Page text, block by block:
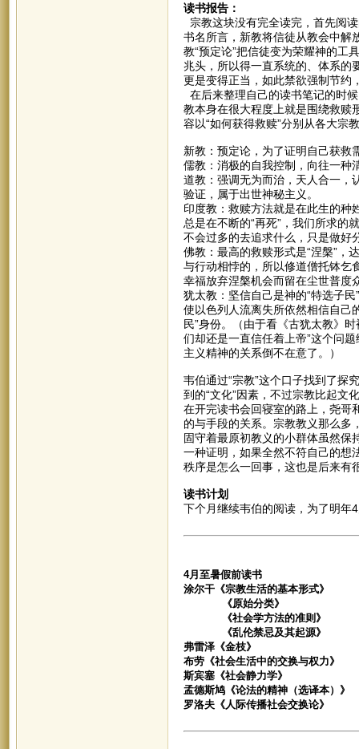
读书报告：
宗教这块没有完全读完，首先阅
书名所言，新教将信徒从教会中解
教“预定论”把信徒变为荣耀神的工
兆头，所以得一直系统的、体系的
更是变得正当，如此禁欲强制节约
在后来整理自己的读书笔记的时
教本身在很大程度上就是围绕救赎
容以“如何获得救赎”分别从各大宗
新教：预定论，为了证明自己获救
儒教：消极的自我控制，向往一种
道教：强调无为而治，天人合一，
验证，属于出世神秘主义。
印度教：救赎方法就是在此生的
总是在不断的“再死”，我们所求的
不会过多的去追求什么，只是做好
佛教：最高的救赎形式是“涅槃”，
与行动相悖的，所以修道僧托钵
幸福放弃涅槃机会而留在尘世普度
犹太教：坚信自己是神的“特选子
使以色列人流离失所依然相信自己
民”身份。（由于看《古犹太教》
们却还是一直信任着上帝”这个问
主义精神的关系倒不在意了。）
韦伯通过“宗教”这个口子找到了探
到的“文化”因素，不过宗教比起文
在开完读书会回寝室的路上，尧
的与手段的关系。宗教教义那么多
固守着最原初教义的小群体虽然保
一种证明，如果全然不符自己的想
秩序是怎么一回事，这也是后来有
读书计划
下个月继续韦伯的阅读，为了明年
4月至暑假前读书
涂尔干《宗教生活的基本形式》
《原始分类》
《社会学方法的准则》
《乱伦禁忌及其起源》
弗雷泽《金枝》
布劳《社会生活中的交换与权力》
斯宾塞《社会静力学》
孟德斯鸠《论法的精神（选译本）》
罗洛夫《人际传播社会交换论》